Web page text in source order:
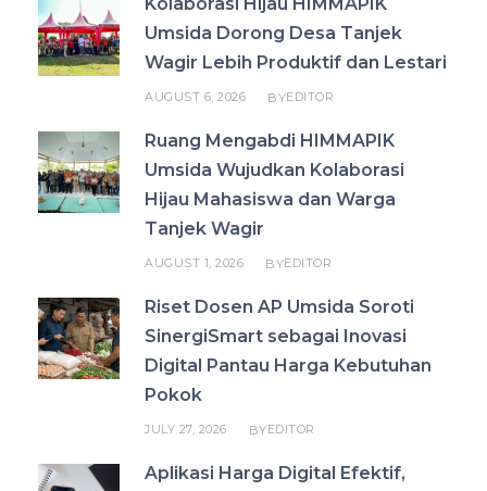
Umsida Dorong Desa Tanjek
Wagir Lebih Produktif dan Lestari
AUGUST 6, 2026 BYEDITOR
Ruang Mengabdi HIMMAPIK
Umsida Wujudkan Kolaborasi
Hijau Mahasiswa dan Warga
Tanjek Wagir
AUGUST 1, 2026 BYEDITOR
Riset Dosen AP Umsida Soroti
SinergiSmart sebagai Inovasi
Digital Pantau Harga Kebutuhan
Pokok
JULY 27, 2026 BYEDITOR
Aplikasi Harga Digital Efektif,